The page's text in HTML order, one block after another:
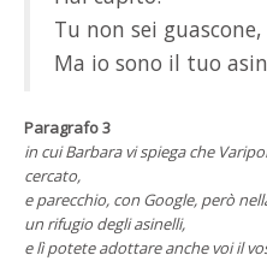
Tu non sei
Ma io sono il tuo
Paragrafo 3
in cui Barbara vi spiega che
cercato,
e parecchio, con Google, però
un rifugio degli asinelli,
e lì potete adottare anche voi il